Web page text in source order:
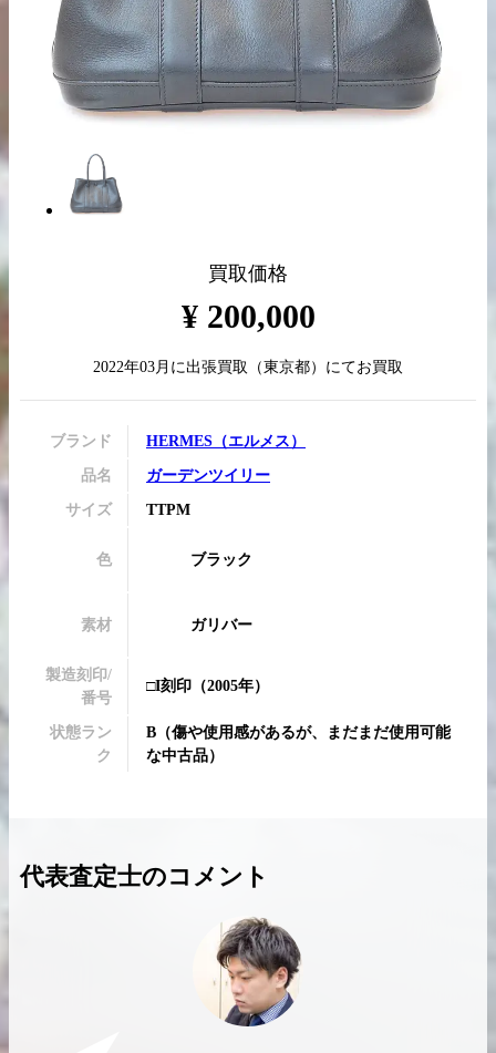
LINE査定
買取実績はこちらから
希少なリザード素材のバーキンの買取価格や
買取価格
¥ 200,000
2022年03月 に出張買取 （東京都）にてお買取
ブランド HERMES （エルメス ）
品名 ガーデンツイリー
サイズ TTPM
色 ブラック
素材 ガリバー
製造刻印/
番号
□I刻印 （2005年）
状態ラン
ク
B （傷や使用感があるが、まだまだ使用可能
な中古品）
代表査定士のコメント